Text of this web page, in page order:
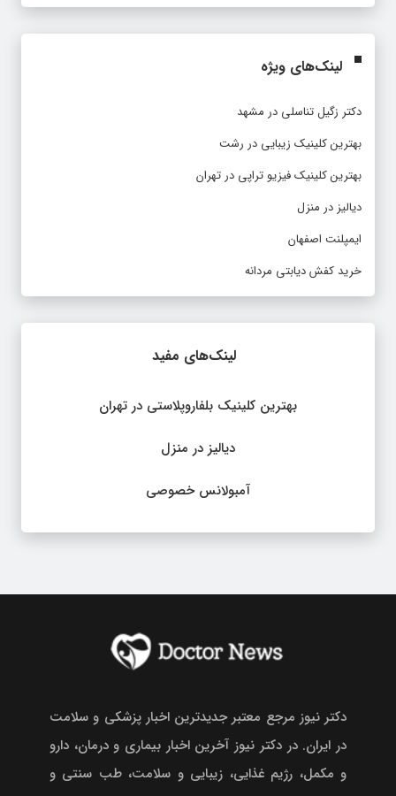
لینک‌های ویژه
دکتر زگیل تناسلی در مشهد
بهترین کلینیک زیبایی در رشت
بهترین کلینیک فیزیو تراپی در تهران
دیالیز در منزل
ایمپلنت اصفهان
خرید کفش دیابتی مردانه
لینک‌های مفید
بهترین کلینیک بلفاروپلاستی در تهران
دیالیز در منزل
آمبولانس خصوصی
دکتر نیوز مرجع معتبر جدیدترین اخبار پزشکی و سلامت
در ایران. در دکتر نیوز آخرین اخبار بیماری و درمان، دارو
و مکمل، رژیم غذایی، زیبایی و سلامت، طب سنتی و